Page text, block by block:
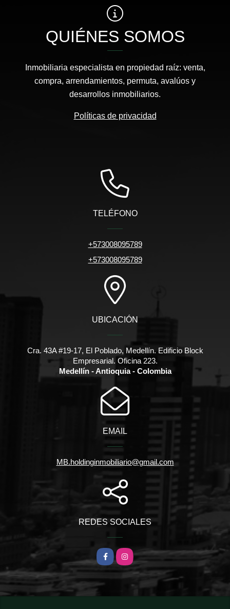
QUIÉNES SOMOS
Inmobiliaria especialista en propiedad raíz: venta,
compra, arrendamientos, permuta, avalúos y
desarrollos inmobiliarios.
Políticas de privacidad
TELÉFONO
+573008095789
+573008095789
UBICACIÓN
Cra. 43A #19-17, El Poblado, Medellín. Edificio Block
Empresarial. Oficina 223.
Medellín - Antioquia - Colombia
EMAIL
MB.holdinginmobiliario@gmail.com
REDES SOCIALES
FacebookInstagram